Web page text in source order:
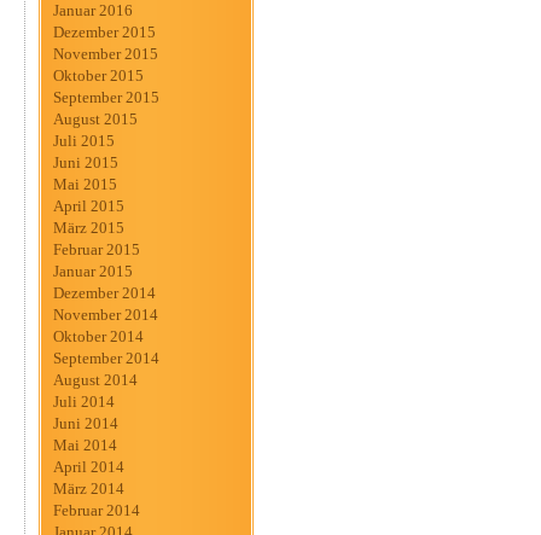
Januar 2016
Dezember 2015
November 2015
Oktober 2015
September 2015
August 2015
Juli 2015
Juni 2015
Mai 2015
April 2015
März 2015
Februar 2015
Januar 2015
Dezember 2014
November 2014
Oktober 2014
September 2014
August 2014
Juli 2014
Juni 2014
Mai 2014
April 2014
März 2014
Februar 2014